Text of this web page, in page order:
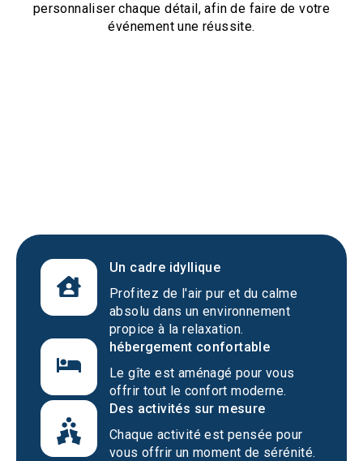
personnaliser chaque détail, afin de faire de votre
événement une réussite.
Un cadre idyllique
Profitez de l'air pur et du calme
absolu dans un environnement
propice à la relaxation.
hébergement confortable
Le gîte est aménagé pour vous
offrir tout le confort moderne.
Des activités sur mesure
Chaque activité est pensée pour
vous offrir un moment de sérénité.